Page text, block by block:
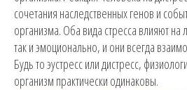
сочетания наследственных генов и
организма. Оба вида стресса влияют на
так и эмоционально, и они всегда
Будь то эустресс или дистресс,
организм практически одинаковы.